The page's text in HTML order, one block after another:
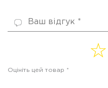
Оцініть цей товар *
1 of